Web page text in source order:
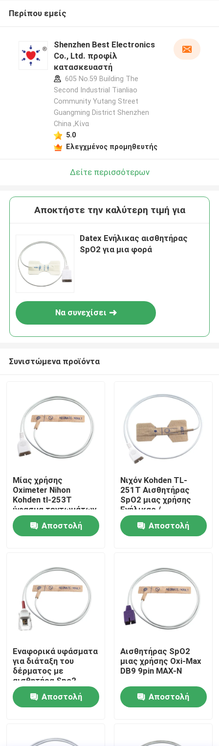
Προϊόντα
Περίπου εμείς
Ποιοτικός έλεγχος
Μας ελάτε σε επαφή με
Ειδήσεις
Περιπτώσεις
Ζητήστε ένα απόσπασμα
Επαναχρησιμοποιήσιμος αισθητήρας spO2
Περίπου εμείς
Shenzhen Best Electronics
Co., Ltd. προφίλ
κατασκευαστή
605 No.59 Building The
Second Industrial Tianliao
Community Yutang Street
Guangming District Shenzhen
China ,Κίνα
5.0
Ελεγχμένος προμηθευτής
Δείτε περισσότερων
Αποκτήστε την καλύτερη τιμή για
Datex Ενήλικας αισθητήρας
SpO2 για μια φορά
Να συνεχίσει
Συνιστώμενα προϊόντα
Μίας χρήσης
Oximeter Nihon
Kohden tl-253T
ύφασμα τεντωμάτων
δερμάτων νεογνών
αισθητήρων ενήλικο
Αποστολή
Νιχόν Kohden TL-
251T Αισθητήρας
SpO2 μιας χρήσης
Ενήλικας /
νεογέννητος Μη
υφαντικό υφάσματος
Έλεγχος SpO2 μιας
Αποστολή
Εναφορικά υφάσματα
για διάταξη του
δέρματος με
αισθητήρα Spo2
Αποστολή
Αισθητήρας SpO2
μιας χρήσης Oxi-Max
DB9 9pin MAX-N
Αποστολή